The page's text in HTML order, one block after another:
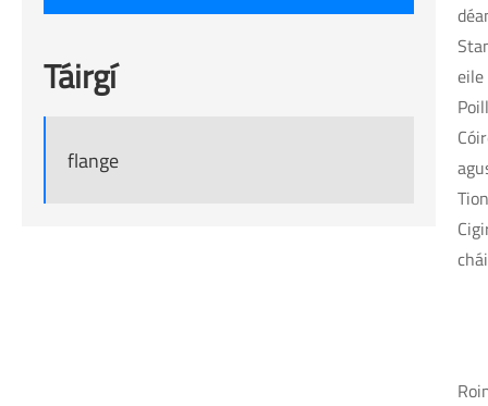
Táirgí
flange